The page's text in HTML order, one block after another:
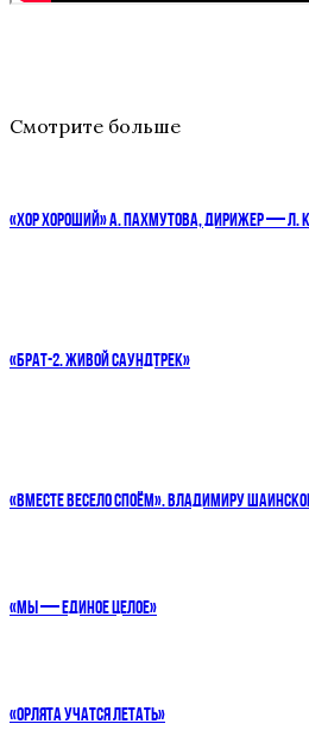
Смотрите больше
«ХОР ХОРОШИЙ» А. ПАХМУТОВА, ДИРИЖЕР — Л.
«БРАТ-2. ЖИВОЙ САУНДТРЕК»
«ВМЕСТЕ ВЕСЕЛО СПОЁМ». ВЛАДИМИРУ
«МЫ — ЕДИНОЕ ЦЕЛОЕ»
«ОРЛЯТА УЧАТСЯ ЛЕТАТЬ»